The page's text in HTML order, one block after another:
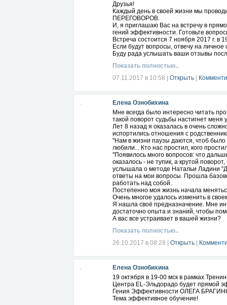
Друзья!
Каждый день в своей жизни мы
ПЕРЕГОВОРОВ.
И, я приглашаю Вас на встречу в
гений эффективности. Готовьте
Встреча состоится 7 ноября 2017 г. в
Если будут вопросы, отвечу на
Буду рада услышать ваши отзывы
Показать полностью..
07.11.2017 в 10:58
Открыть
Елена Ознобихина
Мне всегда было интересно читать
такой поворот судьбы настигнет меня
Лет 8 назад я оказалась в очень
испортились отношения с
"Нам в жизни паузы даются, чтоб было
любили... Кто нас простил, кого
"Появилось много вопросов: что
оказалось - не тупик, а крутой
услышала о методе Натальи Ладини
ответы на мои вопросы. Прошла
работать над собой.
Постепенно моя жизнь начала
Очень многое удалось изменить в
Я нашла своё предназначение. Мне
достаточно опыта и знаний, чтобы
А вас все устраивает в вашей жизни?
Показать полностью..
26.10.2017 в 08:28
Открыть
Елена Ознобихина
19 октября в 19-00 мск в рамках
Центра EL-Эльдорадо будет прямой
Гения Эффективности ОЛЕГА
Тема эффективное обучение!